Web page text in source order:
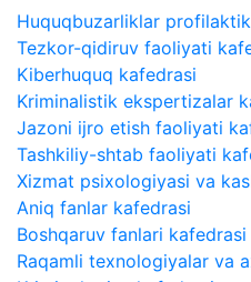
Huquqbuzarliklar
Tezkor-qidiruv faoliyati
Kiberhuquq kafedrasi
Kriminalistik ekspertizalar
Jazoni ijro etish faoliyati
Tashkiliy-shtab faoliyati
Xizmat psixologiyasi va
Aniq fanlar kafedrasi
Boshqaruv fanlari kafedrasi
Raqamli texnologiyalar va